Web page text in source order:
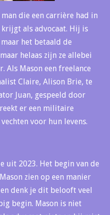
man die een carrière had in
krijgt als advocaat. Hij is
het betaald de
helaas zijn ze allebei
Als Mason een freelance
Claire, Alison Brie, te
Juan, gespeeld door
er een militaire
voor hun levens.
uit 2023. Het begin van de
zien op een manier
denk je dit belooft veel
begin. Mason is niet